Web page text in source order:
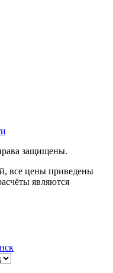
защищены.
все цены приведены
являются